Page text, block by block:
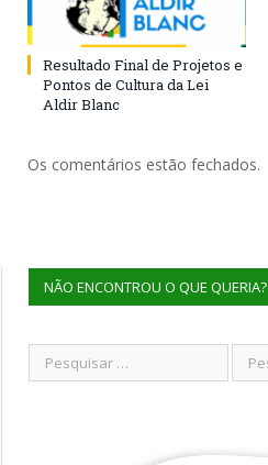
Resultado Final de Projetos e
Pontos de Cultura da Lei
Aldir Blanc
Os comentários estão fechados.
NÃO ENCONTROU O QUE QUERIA?